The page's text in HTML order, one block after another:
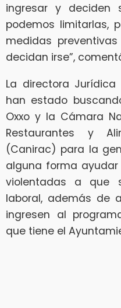
ingresar y deciden
podemos limitarlas,
medidas
decidan irse”,
La directora Jurídica
han estado
Oxxo y la Cámara
Restaurantes y
(Canirac) para la
alguna forma
violentadas a que
laboral, además de
ingresen al
que tiene el